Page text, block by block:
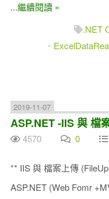
...繼續閱讀 »
.NET
2019-11-07
ASP.NET -IIS 與 檔
4570 0
** IIS 與 檔案上傳
ASP.NET (Web Fomr